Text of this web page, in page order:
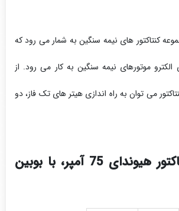
کنتاکتور های نیمه سنگین به شمار می رود که
الکترو موتورهای نیمه سنگین به کار می رود. از
می توان به راه اندازی هیتر های تک فاز، دو
مشخصات کنتاکتور هیوندای 75 آمپر، با بوبین